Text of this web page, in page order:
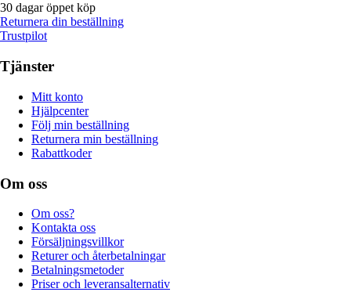
30 dagar öppet köp
Returnera din beställning
Trustpilot
Tjänster
Mitt konto
Hjälpcenter
Följ min beställning
Returnera min beställning
Rabattkoder
Om oss
Om oss?
Kontakta oss
Försäljningsvillkor
Returer och återbetalningar
Betalningsmetoder
Priser och leveransalternativ